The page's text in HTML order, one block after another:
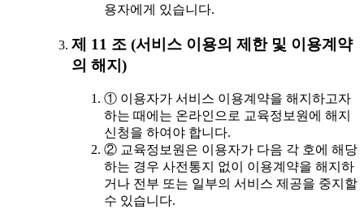
용자에게 있습니다.
제 11 조 (서비스 이용의 제한 및 이용계약
의 해지)
① 이용자가 서비스 이용계약을 해지하고자
하는 때에는 온라인으로 교육정보원에 해지
신청을 하여야 합니다.
② 교육정보원은 이용자가 다음 각 호에 해당
하는 경우 사전통지 없이 이용계약을 해지하
거나 전부 또는 일부의 서비스 제공을 중지할
수 있습니다.